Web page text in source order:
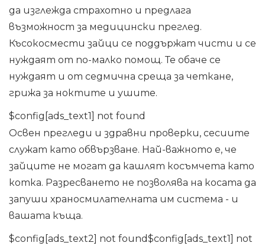
да изглежда страхотно и предлага
възможност за медицински преглед.
Късокосмести зайци се поддържат чисти и се
нуждаят от по-малко помощ. Те обаче се
нуждаят и от седмична среща за четкане,
грижа за ноктите и ушите.
$config[ads_text1] not found
Освен прегледи и здравни проверки, сесиите
служат като обвързване. Най-важното е, че
зайците не могат да кашлят косъмчета като
котка. Разресването не позволява на косата да
запуши храносмилателната им система - и
вашата къща.
$config[ads_text2] not found$config[ads_text1] not